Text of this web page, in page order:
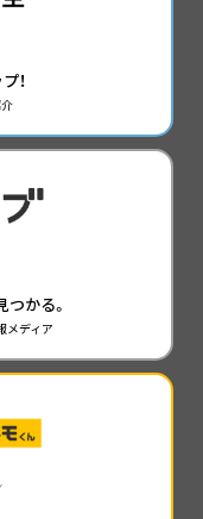
！
つかる。
メディア